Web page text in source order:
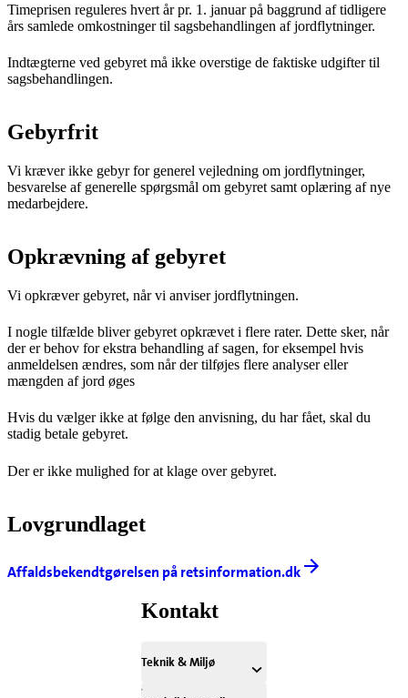
Timeprisen reguleres hvert år pr. 1. januar på baggrund af tidligere
års samlede omkostninger til sagsbehandlingen af jordflytninger.
Indtægterne ved gebyret må ikke overstige de faktiske udgifter til
sagsbehandlingen.
Gebyrfrit
Vi kræver ikke gebyr for generel vejledning om jordflytninger,
besvarelse af generelle spørgsmål om gebyret samt oplæring af nye
medarbejdere.
Opkrævning af gebyret
Vi opkræver gebyret, når vi anviser jordflytningen.
I nogle tilfælde bliver gebyret opkrævet i flere rater. Dette sker, når
der er behov for ekstra behandling af sagen, for eksempel hvis
anmeldelsen ændres, som når der tilføjes flere analyser eller
mængden af jord øges
Hvis du vælger ikke at følge den anvisning, du har fået, skal du
stadig betale gebyret.
Der er ikke mulighed for at klage over gebyret.
Lovgrundlaget
Affaldsbekendtgørelsen på retsinformation.dk
Kontakt
Teknik & Miljø